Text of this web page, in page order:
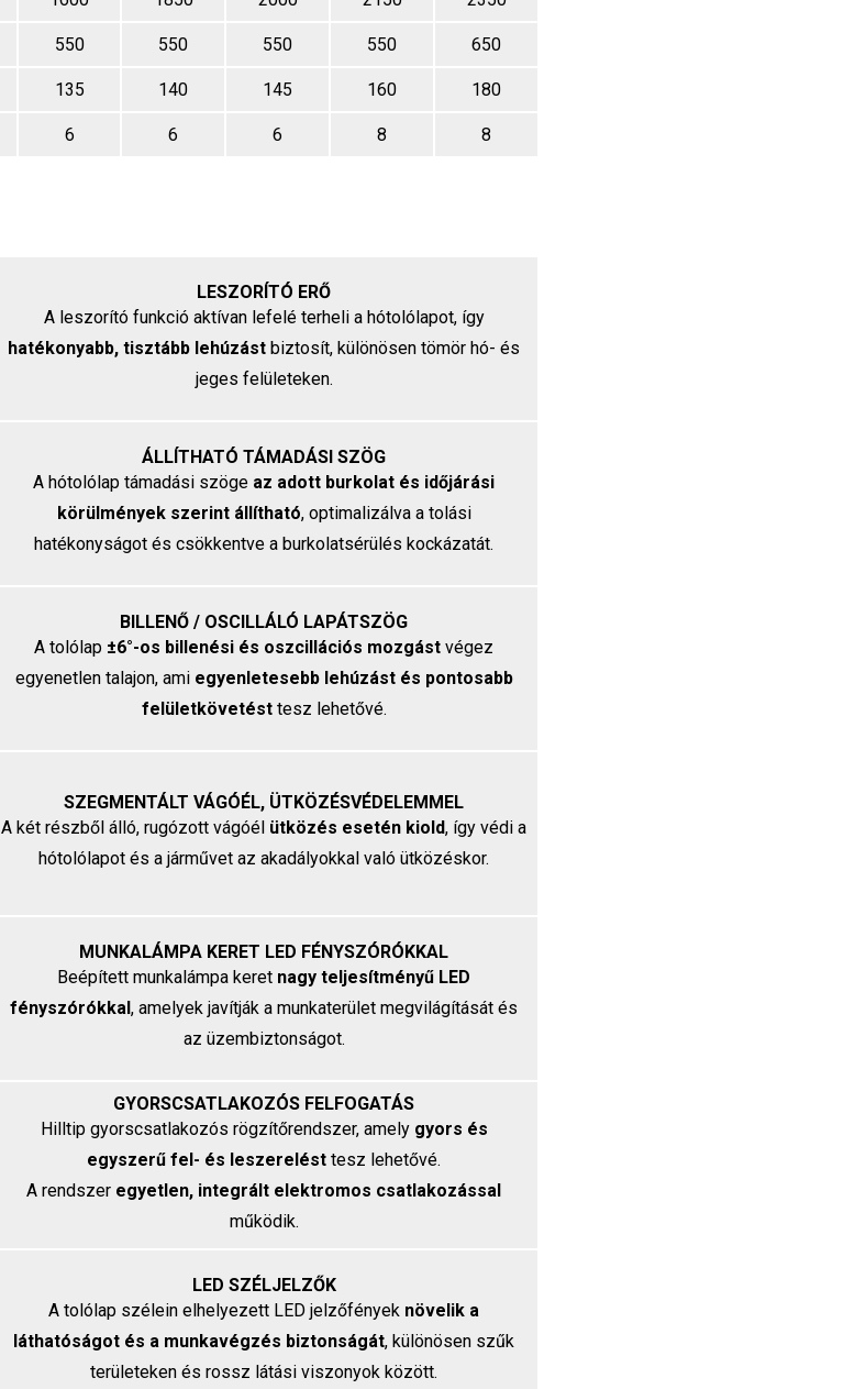
550 550 550 550 650
135 140 145 160 180
6 6 6 8 8
LESZORÍTÓ ERŐ
A leszorító funkció aktívan lefelé terheli a hótolólapot, így
hatékonyabb, tisztább lehúzást biztosít, különösen tömör hó- és
jeges felületeken.
ÁLLÍTHATÓ TÁMADÁSI SZÖG
A hótolólap támadási szöge az adott burkolat és időjárási
körülmények szerint állítható, optimalizálva a tolási
hatékonyságot és csökkentve a burkolatsérülés kockázatát.
BILLENŐ / OSCILLÁLÓ LAPÁTSZÖG
A tolólap ±6°-os billenési és oszcillációs mozgást végez
egyenetlen talajon, ami egyenletesebb lehúzást és pontosabb
felületkövetésttesz lehetővé.
SZEGMENTÁLT VÁGÓÉL, ÜTKÖZÉSVÉDELEMMEL
A két részből álló, rugózott vágóél ütközés esetén kiold, így védi a
hótolólapot és a járművet az akadályokkal való ütközéskor.
MUNKALÁMPA KERET LED FÉNYSZÓRÓKKAL
Beépített munkalámpa keret nagy teljesítményű LED
fényszórókkal, amelyek javítják a munkaterület megvilágítását és
az üzembiztonságot.
GYORSCSATLAKOZÓS FELFOGATÁS
Hilltip gyorscsatlakozós rögzítőrendszer, amely gyors és
egyszerű fel- és leszerelést tesz lehetővé.
A rendszer egyetlen, integrált elektromos csatlakozással
működik.
LED SZÉLJELZŐK
A tolólap szélein elhelyezett LED jelzőfények növelik a
láthatóságot és a munkavégzés biztonságát, különösen szűk
területeken és rossz látási viszonyok között.